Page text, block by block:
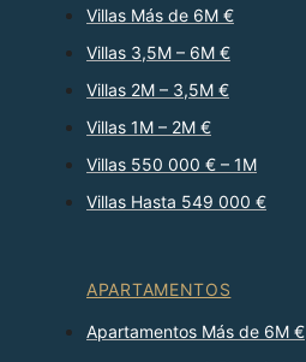
Villas Más de 6M €
Villas 3,5M – 6M €
Villas 2M – 3,5M €
Villas 1M – 2M €
Villas 550 000 € – 1M
Villas Hasta 549 000 €
APARTAMENTOS
Apartamentos Más de 6M €